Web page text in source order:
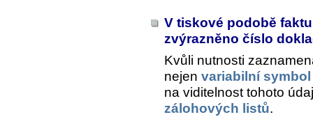
V tiskové podobě
zvýrazněno číslo
Kvůli nutnosti
nejen variabilní symbol
na viditelnost tohoto
zálohových listů.